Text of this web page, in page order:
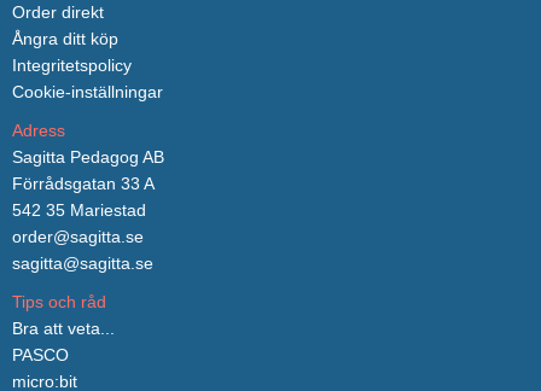
Order direkt
Ångra ditt köp
Integritetspolicy
Cookie-inställningar
Adress
Sagitta Pedagog AB
Förrådsgatan 33 A
542 35 Mariestad
order@sagitta.se
sagitta@sagitta.se
Tips och råd
Bra att veta...
PASCO
micro:bit